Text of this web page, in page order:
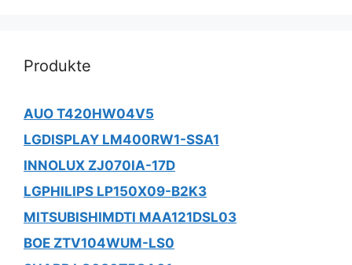
Produkte
AUO T420HW04V5
LGDISPLAY LM400RW1-SSA1
INNOLUX ZJ070IA-17D
LGPHILIPS LP150X09-B2K3
MITSUBISHIMDTI MAA121DSL03
BOE ZTV104WUM-LS0